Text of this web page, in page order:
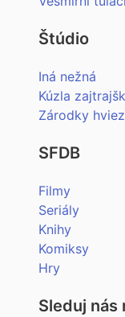
Štúdio
Iná nežná
Kúzla
Zárodky
SFDB
Filmy
Seriály
Knihy
Komiksy
Hry
Sleduj nás